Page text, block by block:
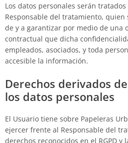
Los datos personales serán
Responsable del tratamiento,
de y a garantizar por medio de una
contractual que dicha
empleados, asociados, y toda
accesible la información.
Derechos derivados
los datos personales
El Usuario tiene sobre Papeleras
ejercer frente al Responsable del
derechos reconocidos en el RGPD y